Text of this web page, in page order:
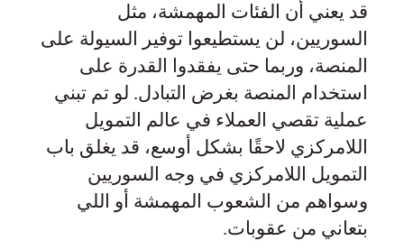
قد يعني أن الفئات المهمشة، مثل
السوريين، لن يستطيعوا توفير السيولة على
المنصة، وربما حتى يفقدوا القدرة على
استخدام المنصة بغرض التبادل. لو تم تبني
عملية تقصي العملاء في عالم التمويل
اللامركزي لاحقًا بشكل أوسع، قد يغلق باب
التمويل اللامركزي في وجه السوريين
وسواهم من الشعوب المهمشة أو اللي
بتعاني من عقوبات.